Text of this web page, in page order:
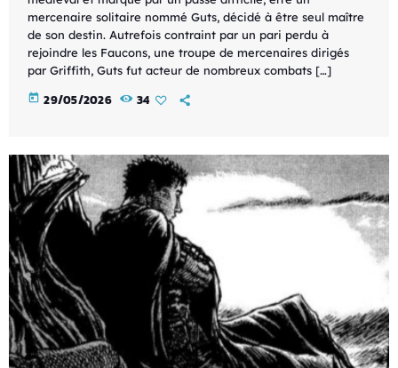
mercenaire solitaire nommé Guts, décidé à être seul maître
de son destin. Autrefois contraint par un pari perdu à
rejoindre les Faucons, une troupe de mercenaires dirigés
par Griffith, Guts fut acteur de nombreux combats […]
today 29/05/2026 34